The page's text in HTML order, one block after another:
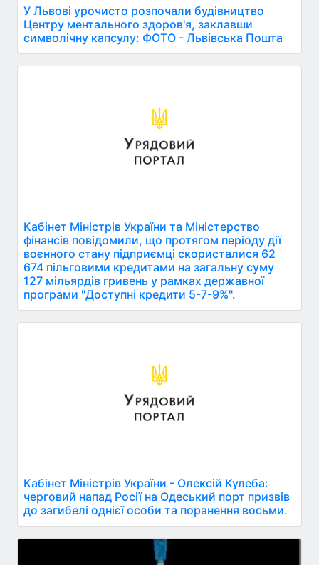
У Львові урочисто розпочали будівництво
Центру ментального здоров'я, заклавши
символічну капсулу: ФОТО - Львівська Пошта
Кабінет Міністрів України та Міністерство
фінансів повідомили, що протягом періоду дії
воєнного стану підприємці скористалися 62
674 пільговими кредитами на загальну суму
127 мільярдів гривень у рамках державної
програми "Доступні кредити 5-7-9%".
Кабінет Міністрів України - Олексій Кулеба:
черговий напад Росії на Одеський порт призвів
до загибелі однієї особи та поранення восьми.